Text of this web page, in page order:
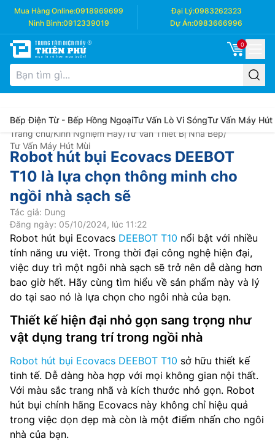
Mua Hàng Online:0918969699 Đại Lý:0983262323
Ninh Bình:0912339019 Dự Án:0983666996
0
Bếp Điện Từ - Bếp Hồng NgoạiTư Vấn Lò Vi SóngTư Vấn Máy Hút
Trang chủ/Kinh Nghiệm Hay/Tư Vấn Thiết Bị Nhà Bếp/
Tư Vấn Máy Hút Mùi
Robot hút bụi Ecovacs DEEBOT
T10 là lựa chọn thông minh cho
ngồi nhà sạch sẽ
Tác giả: Dung
Đăng ngày: 05/10/2024, lúc 11:22
Robot hút bụi Ecovacs DEEBOT T10 nổi bật với nhiều
tính năng ưu việt. Trong thời đại công nghệ hiện đại,
việc duy trì một ngôi nhà sạch sẽ trở nên dễ dàng hơn
bao giờ hết. Hãy cùng tìm hiểu về sản phẩm này và lý
do tại sao nó là lựa chọn cho ngôi nhà của bạn.
Thiết kế hiện đại nhỏ gọn sang trọng như
vật dụng trang trí trong ngồi nhà
Robot hút bụi Ecovacs DEEBOT T10 sở hữu thiết kế
tinh tế. Dễ dàng hòa hợp với mọi không gian nội thất.
Với màu sắc trang nhã và kích thước nhỏ gọn. Robot
hút bụi chính hãng Ecovacs này không chỉ hiệu quả
trong việc dọn dẹp mà còn là một điểm nhấn cho ngôi
nhà của bạn.